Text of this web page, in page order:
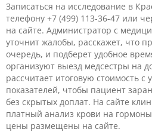
Записаться на исследование в
телефону +7 (499) 113-36-47 или
на сайте. Администратор с
уточнит жалобы, расскажет, что
очередь, и подберет удобное
организуют выезд медсестры на
рассчитает итоговую стоимость
показателей, чтобы пациент
без скрытых доплат. На сайте
платный анализ крови на
цены размещены на сайте.